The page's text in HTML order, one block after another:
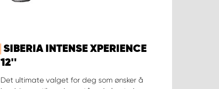
SIBERIA INTENSE XPERIENCE
12''
Det ultimate valget for deg som ønsker å